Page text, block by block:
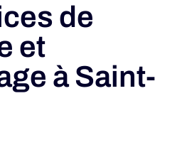
de
et
à Saint-